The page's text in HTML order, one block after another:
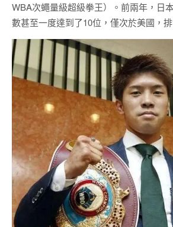
WBA次蠅量級超級拳王）。前兩年，日
數甚至一度達到了10位，僅次於美國，